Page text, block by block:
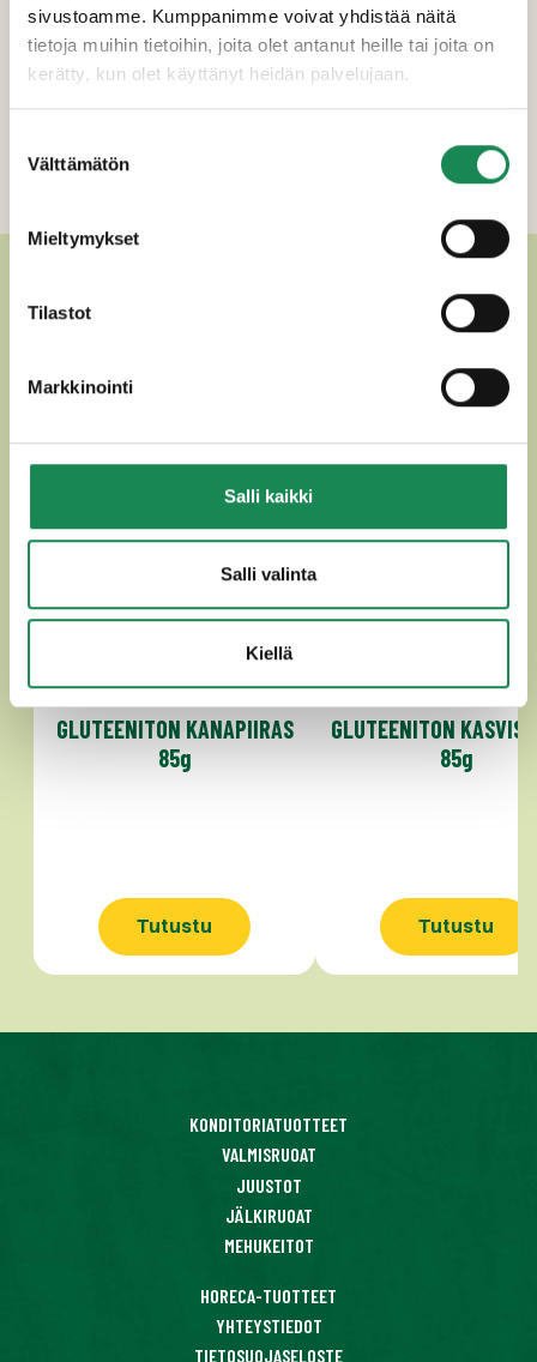
sivustoamme. Kumppanimme voivat yhdistää näitä
tietoja muihin tietoihin, joita olet antanut heille tai joita on
kerätty, kun olet käyttänyt heidän palvelujaan.
valinta
Välttämätön
Mieltymykset
Tilastot
Markkinointi
Salli kaikki
Salli valinta
Kiellä
Pakkauskoot
Erikoisruokavaliot
GLUTEENITON KANAPIIRAS
85g
Tutustu
GLUTEENITON
85g
Tutustu
KONDITORIATUOTTEET
VALMISRUOAT
JUUSTOT
JÄLKIRUOAT
MEHUKEITOT
HORECA-TUOTTEET
YHTEYSTIEDOT
TIETOSUOJASELOSTE